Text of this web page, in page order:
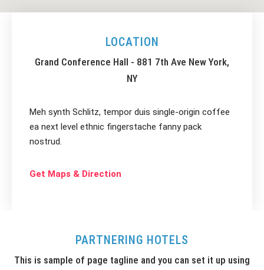
LOCATION
Grand Conference Hall - 881 7th Ave New York,
NY
Meh synth Schlitz, tempor duis single-origin coffee
ea next level ethnic fingerstache fanny pack
nostrud.
Get Maps & Direction
PARTNERING HOTELS
This is sample of page tagline and you can set it up using